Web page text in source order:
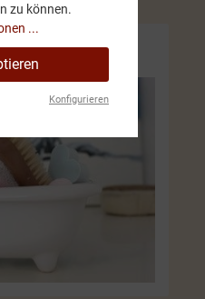
zu können.
...
Konfigurieren